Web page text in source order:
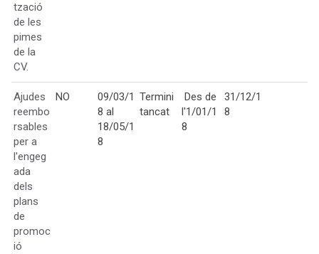
tzació
de les
pimes
de la
CV.
Ajudes
reembo
rsables
per a
l'engeg
ada
dels
plans
de
promoc
ió
NO
09/03/1
8 al
18/05/1
8
Termini
tancat
Des de
l'1/01/1
8
31/12/1
8